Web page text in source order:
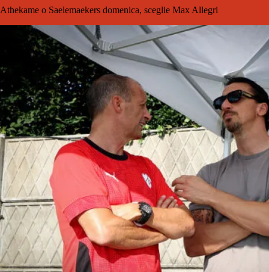
Athekame o Saelemaekers domenica, sceglie Max Allegri